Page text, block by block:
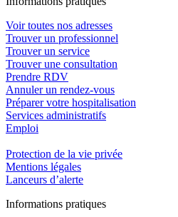
Voir toutes nos adresses
Trouver un professionnel
Trouver un service
Trouver une consultation
Prendre RDV
Annuler un rendez-vous
Préparer votre hospitalisation
Services administratifs
Emploi​
Protection de la vie privée
Mentions légales
Lanceurs d’alerte
Informations pratiques